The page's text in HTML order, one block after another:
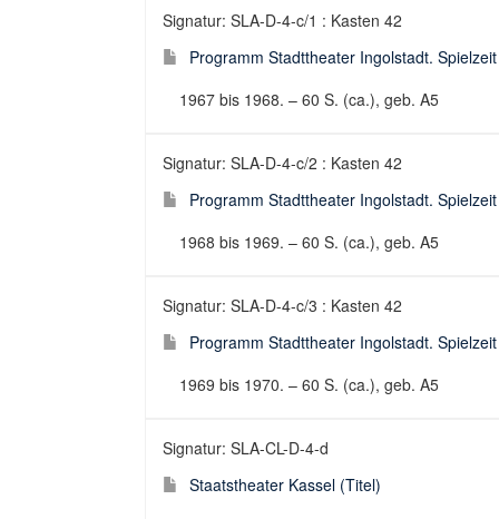
Signatur: SLA-D-4-c/1 : Kasten 42
Programm Stadttheater Ingolstadt.
1967 bis 1968. – 60 S. (ca.), geb. A5
Signatur: SLA-D-4-c/2 : Kasten 42
Programm Stadttheater Ingolstadt.
1968 bis 1969. – 60 S. (ca.), geb. A5
Signatur: SLA-D-4-c/3 : Kasten 42
Programm Stadttheater Ingolstadt.
1969 bis 1970. – 60 S. (ca.), geb. A5
Signatur: SLA-CL-D-4-d
Staatstheater Kassel (Titel)